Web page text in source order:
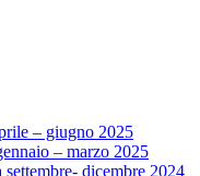
– giugno 2025
– marzo 2025
settembre- dicembre 2024